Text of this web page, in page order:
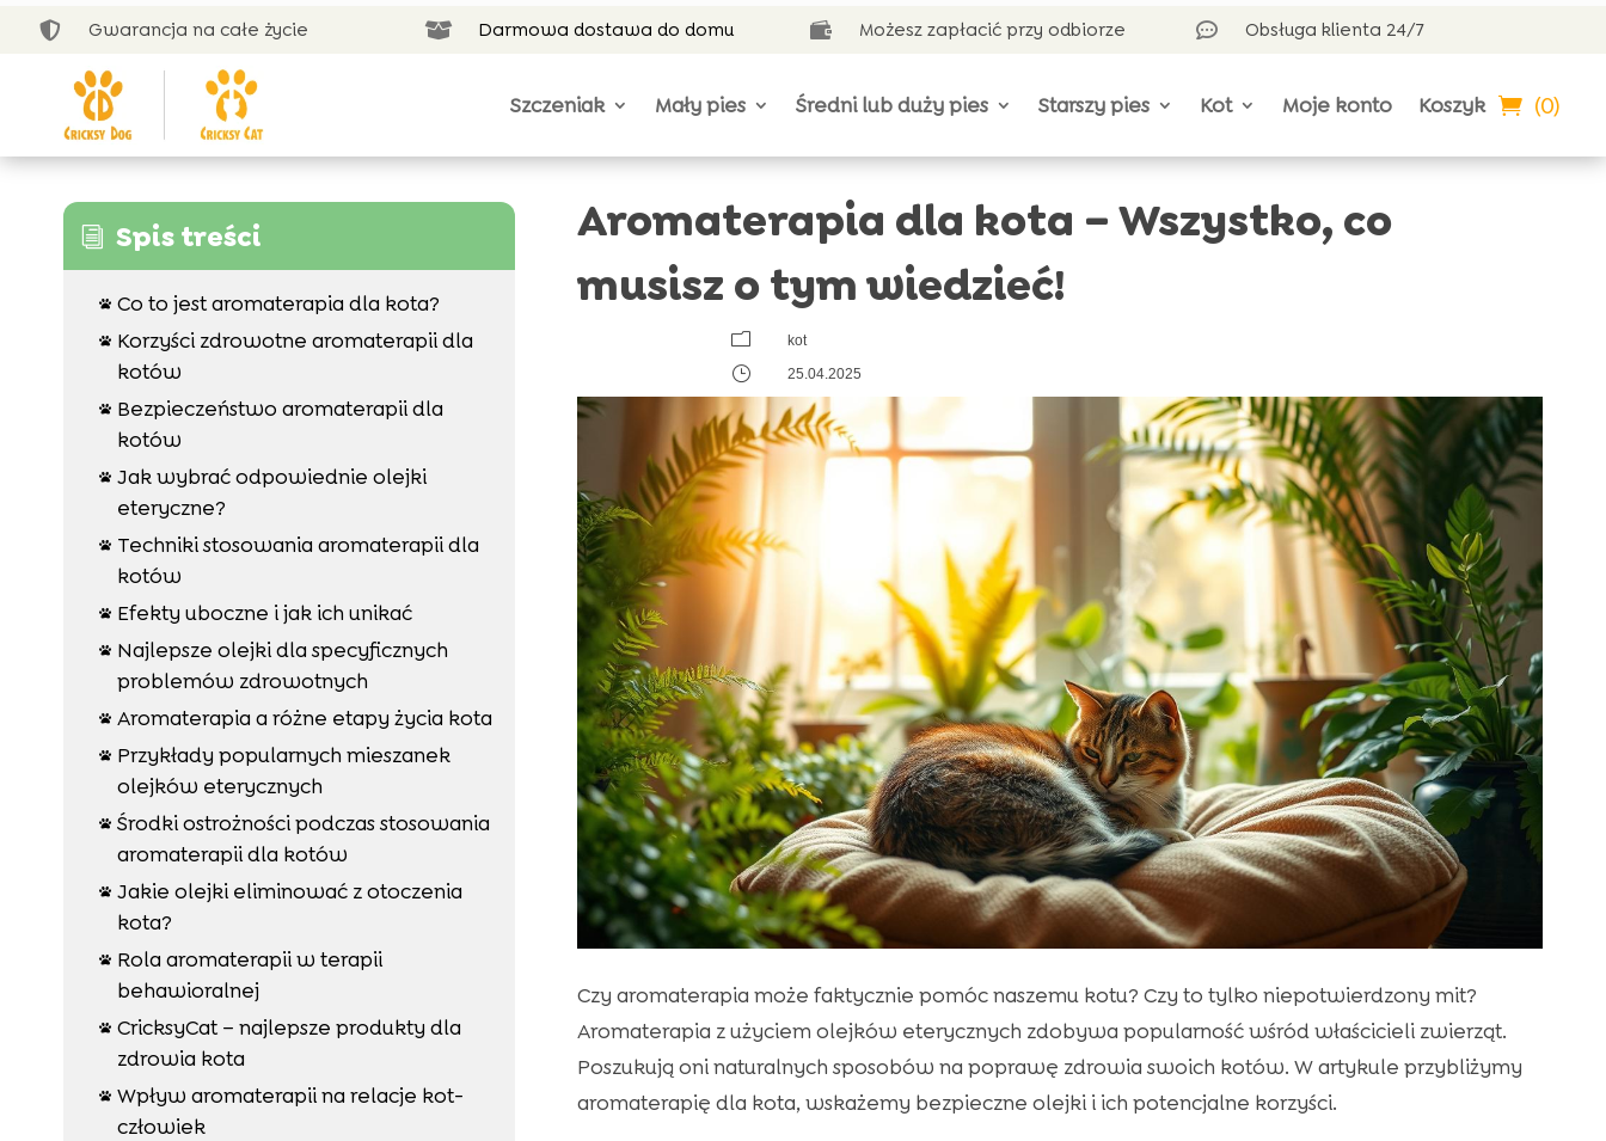
 Gwarancja na całe życie  Darmowa dostawa do domu  Możesz zapłacić przy odbiorze  Obsługa klienta 24/7
Szczeniak Mały pies Średni lub duży pies Starszy pies Kot Moje konto Koszyk (0)
i Spis treści
 Co to jest aromaterapia dla kota?

Korzyści zdrowotne aromaterapii dla
kotów

Bezpieczeństwo aromaterapii dla
kotów
 Jak wybrać odpowiednie olejki
eteryczne?

Techniki stosowania aromaterapii dla
kotów
 Efekty uboczne i jak ich unikać

Najlepsze olejki dla specyficznych
problemów zdrowotnych
 Aromaterapia a różne etapy życia kota

Przykłady popularnych mieszanek
olejków eterycznych
 Środki ostrożności podczas stosowania
aromaterapii dla kotów
 Jakie olejki eliminować z otoczenia
kota?

Rola aromaterapii w terapii
behawioralnej
 CricksyCat – najlepsze produkty dla
zdrowia kota
 Wpływ aromaterapii na relacje kot-
człowiek
Aromaterapia dla kota – Wszystko, co
musisz o tym wiedzieć!
m kot
} 25.04.2025
Czy aromaterapia może faktycznie pomóc naszemu kotu? Czy to tylko niepotwierdzony mit?
Aromaterapia z użyciem olejków eterycznych zdobywa popularność wśród właścicieli zwierząt.
Poszukują oni naturalnych sposobów na poprawę zdrowia swoich kotów. W artykule przybliżymy
aromaterapię dla kota, wskażemy bezpieczne olejki i ich potencjalne korzyści.